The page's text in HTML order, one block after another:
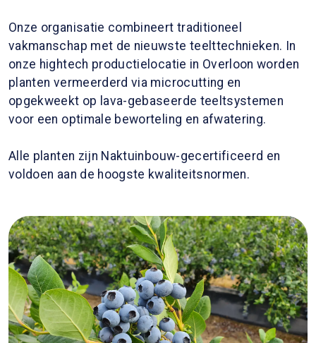
Onze organisatie combineert traditioneel
vakmanschap met de nieuwste teelttechnieken. In
onze hightech productielocatie in Overloon worden
planten vermeerderd via microcutting en
opgekweekt op lava-gebaseerde teeltsystemen
voor een optimale beworteling en afwatering.
Alle planten zijn Naktuinbouw-gecertificeerd en
voldoen aan de hoogste kwaliteitsnormen.